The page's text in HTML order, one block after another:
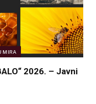
MIRA
2026. – Javni